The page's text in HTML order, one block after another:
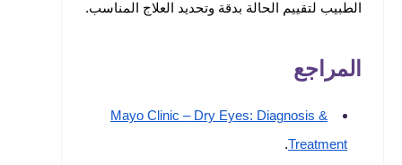
الطبيب لتقييم الحالة بدقة وتحديد العلاج المناسب.
المراجع
Mayo Clinic – Dry Eyes: Diagnosis &
Treatment
.